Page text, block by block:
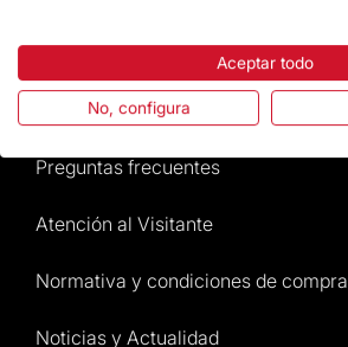
Destacados
La Fundación
Preguntas frecuentes
Atención al Visitante
Normativa y condiciones de compra
Noticias y Actualidad
Aceptar todo
No, configura